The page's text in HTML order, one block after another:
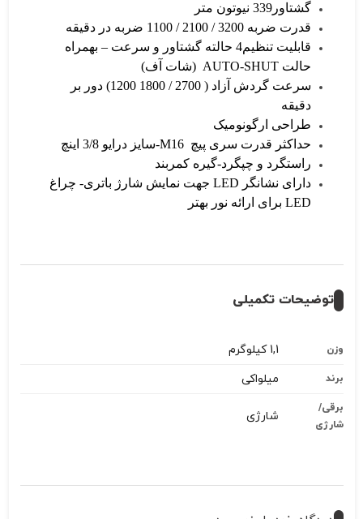
گشتاور339 نیوتون متر
قدرت ضربه 3200 / 2100 / 1100 ضربه در دقیقه
قابلیت تنظیم4 حالته گشتاور و سرعت – بهمراه
حالت AUTO-SHUT (شات آف)
سرعت گردش آزاد ( 2700 / 1800 1200) دور بر
دقیقه
طراحی ارگونومیک
حداکثر قدرت سری پیچ M16-سایز درایو 3/8 اینچ
راستگرد و چپگرد-گیره کمربند
دارای نشانگر LED جهت نمایش شارژ باتری- چراغ
LED برای ارائه نور بهتر
توضیحات تکمیلی
وزن 1,1 کیلوگرم
برند میلواکی
برقی/
شارژی
شارژی